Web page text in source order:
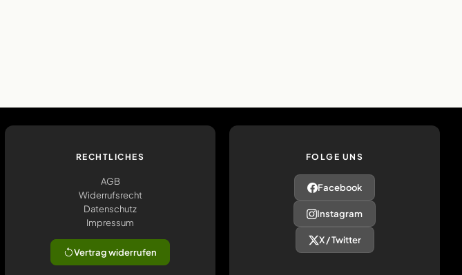
RECHTLICHES
AGB
Widerrufsrecht
Datenschutz
Impressum
Vertrag widerrufen
FOLGE UNS
Facebook
Instagram
X / Twitter